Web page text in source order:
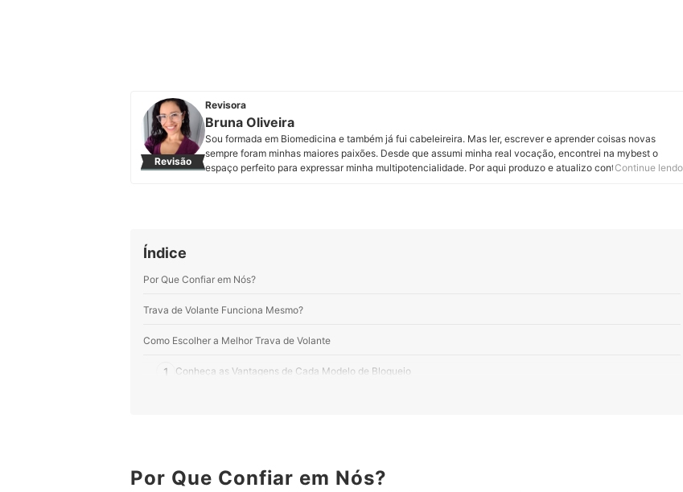
Revisão
Revisora
Bruna Oliveira
Sou formada em Biomedicina e também já fui cabeleireira. Mas ler, escrever e aprender coisas novas
sempre foram minhas maiores paixões. Desde que assumi minha real vocação, encontrei na mybest o
espaço perfeito para expressar minha multipotencialidade. Por aqui produzo e atualizo conteúdos sobre os
Continue lendo
Índice
Por Que Confiar em Nós?
Trava de Volante Funciona Mesmo?
Como Escolher a Melhor Trava de Volante
1 Conheça as Vantagens de Cada Modelo de Bloqueio
Top 10 Melhores Travas de Volante
Por Que Confiar em Nós?